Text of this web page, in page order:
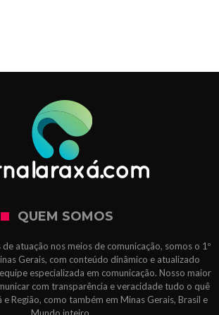
QUEM SOMOS
atuação nos meios de comunicação, somos o 1º
Gerais, com conteúdo dinâmico e atualizado
especializada em comunicação. Nosso maior
com transparência e veracidade tudo o quê
e Região, como também em Minas Gerais, Brasil e
Mundo inteiro.